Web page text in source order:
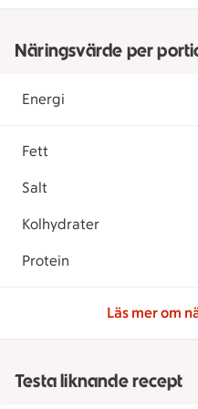
Näringsvärde per
Energi
Fett
Salt
Kolhydrater
Protein
Läs mer om
Testa liknande recept